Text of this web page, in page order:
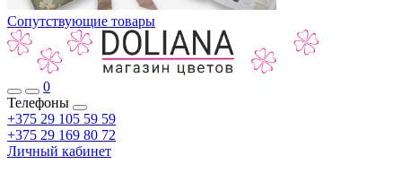
Сопутствующие товары
0
Телефоны
+375 29 105 59 59
+375 29 169 80 72
Личный кабинет